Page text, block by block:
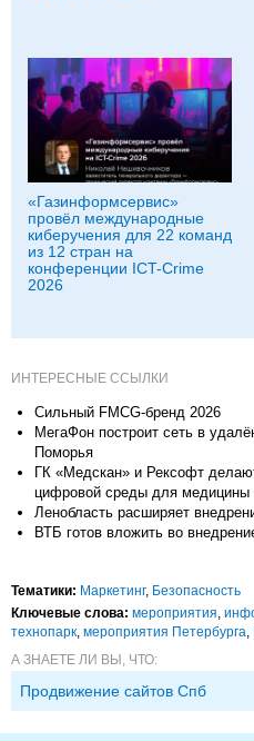
«Газинформсервис»
провёл международные
киберучения для 22 команд
из 12 стран на
конференции ICT-Crime
2026
ИНТЕРЕСНЫЕ ССЫЛКИ
Сильный FMCG-бренд 2026
МегаФон построит сеть в
Поморья
ГК «Медскан» и Рексофт
цифровой среды для медицины
Ленобласть расширяет
ВТБ готов вложить во
Тематики: Маркетинг, Безопасность
Ключевые слова: мероприятия,
технопарк, мероприятия Петербурга,
А ЗНАЕТЕ ЛИ ВЫ, ЧТО:
Продвижение сайтов Спб